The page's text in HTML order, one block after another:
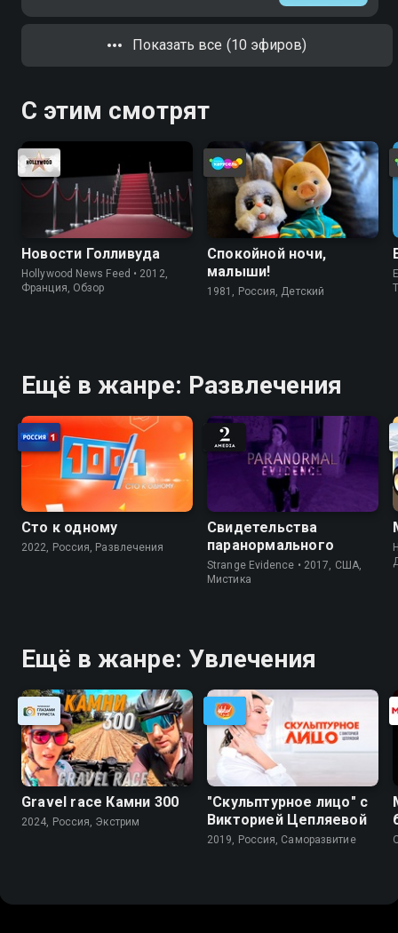
Показать все (10 эфиров)
С этим смотрят
Новости Голливуда
Hollywood News Feed • 2012,
Франция, Обзор
Спокойной ночи,
малыши!
1981, Россия, Детский
Ещё в жанре: Развлечения
Сто к одному
2022, Россия, Развлечения
Свидетельства
паранормального
Strange Evidence • 2017, США,
Мистика
Ещё в жанре: Увлечения
Gravel race Камни 300
2024, Россия, Экстрим
"Скульптурное лицо" с
Викторией Цепляевой
2019, Россия, Саморазвитие